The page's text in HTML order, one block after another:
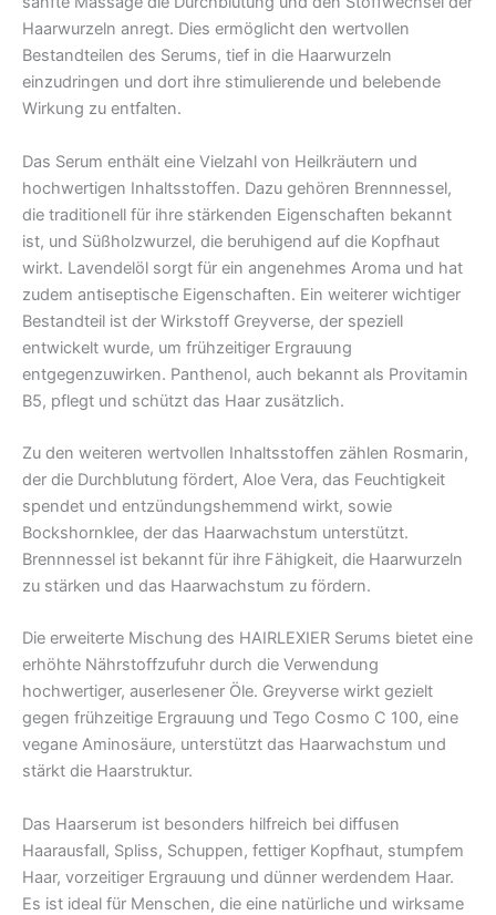
Haarwurzeln anregt. Dies ermöglicht den wertvollen
Bestandteilen des Serums, tief in die Haarwurzeln
einzudringen und dort ihre stimulierende und belebende
Wirkung zu entfalten.
Das Serum enthält eine Vielzahl von Heilkräutern und
hochwertigen Inhaltsstoffen. Dazu gehören Brennnessel,
die traditionell für ihre stärkenden Eigenschaften bekannt
ist, und Süßholzwurzel, die beruhigend auf die Kopfhaut
wirkt. Lavendelöl sorgt für ein angenehmes Aroma und hat
zudem antiseptische Eigenschaften. Ein weiterer wichtiger
Bestandteil ist der Wirkstoff Greyverse, der speziell
entwickelt wurde, um frühzeitiger Ergrauung
entgegenzuwirken. Panthenol, auch bekannt als Provitamin
B5, pflegt und schützt das Haar zusätzlich.
Zu den weiteren wertvollen Inhaltsstoffen zählen Rosmarin,
der die Durchblutung fördert, Aloe Vera, das Feuchtigkeit
spendet und entzündungshemmend wirkt, sowie
Bockshornklee, der das Haarwachstum unterstützt.
Brennnessel ist bekannt für ihre Fähigkeit, die Haarwurzeln
zu stärken und das Haarwachstum zu fördern.
Die erweiterte Mischung des HAIRLEXIER Serums bietet eine
erhöhte Nährstoffzufuhr durch die Verwendung
hochwertiger, auserlesener Öle. Greyverse wirkt gezielt
gegen frühzeitige Ergrauung und Tego Cosmo C 100, eine
vegane Aminosäure, unterstützt das Haarwachstum und
stärkt die Haarstruktur.
Das Haarserum ist besonders hilfreich bei diffusen
Haarausfall, Spliss, Schuppen, fettiger Kopfhaut, stumpfem
Haar, vorzeitiger Ergrauung und dünner werdendem Haar.
Es ist ideal für Menschen, die eine natürliche und wirksame